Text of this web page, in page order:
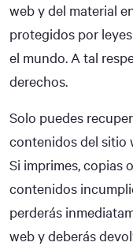
web y del material
protegidos por
el mundo. A tal
derechos.
Solo puedes
contenidos del sitio
Si imprimes, copias
contenidos
perderás
web y deberás